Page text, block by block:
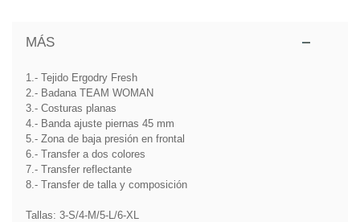
MÁS
1.- Tejido Ergodry Fresh
2.- Badana TEAM WOMAN
3.- Costuras planas
4.- Banda ajuste piernas 45 mm
5.- Zona de baja presión en frontal
6.- Transfer a dos colores
7.- Transfer reflectante
8.- Transfer de talla y composición
Tallas: 3-S/4-M/5-L/6-XL